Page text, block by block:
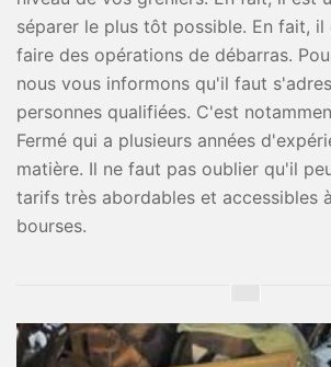
séparer le plus tôt possible. En fait, il
faire des opérations de débarras.
nous vous informons qu'il faut
personnes qualifiées. C'est
Fermé qui a plusieurs années
matière. Il ne faut pas oublier qu'il
tarifs très abordables et accessibles
bourses.